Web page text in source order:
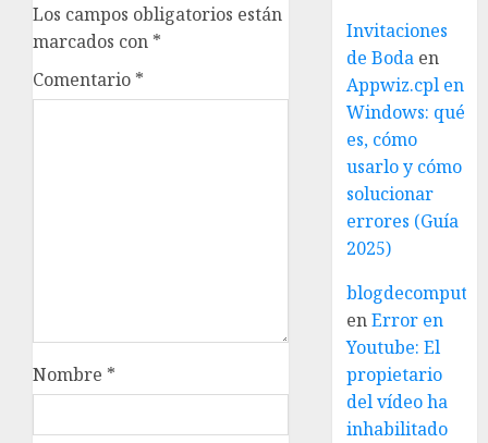
Los campos obligatorios están
marcados con *
Comentario *
Nombre *
Invitaciones
de Boda en
Appwiz.cpl en
Windows: qué
es, cómo
usarlo y cómo
solucionar
errores (Guía
2025)
enError en
Youtube: El
propietario
del vídeo ha
inhabilitado